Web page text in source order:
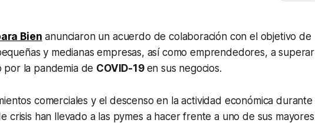
Bien anunciaron un acuerdo de colaboración con el objetivo de
y medianas empresas, así como emprendedores, a superar
por la pandemia de COVID-19 en sus negocios.
comerciales y el descenso en la actividad económica durante
crisis han llevado a las pymes a hacer frente a uno de sus mayores